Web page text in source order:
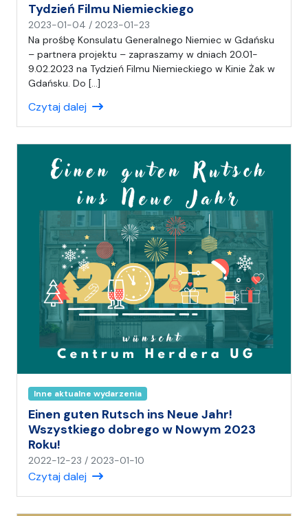
Tydzień Filmu Niemieckiego
2023-01-04 / 2023-01-23
a
p
(
M
c
i
e
j
Na prośbę Konsulatu Generalnego Niemiec w Gdańsku
– partnera projektu – zapraszamy w dniach 20.01-
9.02.2023 na Tydzień Filmu Niemieckiego w Kinie Żak w
Gdańsku. Do […]
Czytaj dalej
Inne aktualne wydarzenia
Einen guten Rutsch ins Neue Jahr!
Wszystkiego dobrego w Nowym 2023
Roku!
2022-12-23 / 2023-01-10
Czytaj dalej